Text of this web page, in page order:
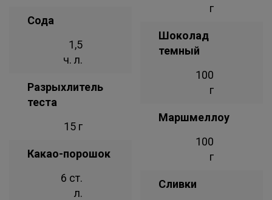
Сода
1,5
ч. л.
Разрыхлитель
теста
15 г
Какао-порошок
6 ст.
л.
г
Шоколад
темный
100
г
Маршмеллоу
100
г
Сливки